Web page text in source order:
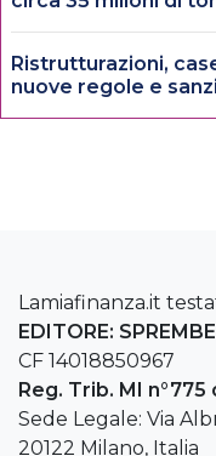
Ristrutturazioni,
nuove regole e
Lamiafinanza.it
EDITORE:
CF 14018850967
Reg. Trib. MI n°775
Sede Legale: Via
20122 Milano, Italia